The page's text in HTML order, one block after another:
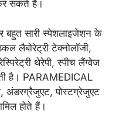
सकते हैं।
सारी स्पेशलाइजेशन के
लैबोरेट्री टेक्नोलॉजी,
थेरेपी, स्पीच लैंग्वेज
है। PARAMEDICAL
अंडरग्रैजुएट, पोस्टग्रेजुएट
होते हैं।